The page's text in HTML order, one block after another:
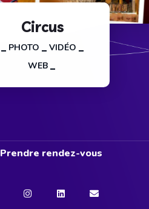
Circus
PHOTO
VIDÉO
WEB
Prendre rendez-vous